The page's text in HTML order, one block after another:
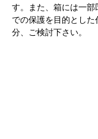
す。また、箱には一部
での保護を目的とし
分、ご検討下さい。